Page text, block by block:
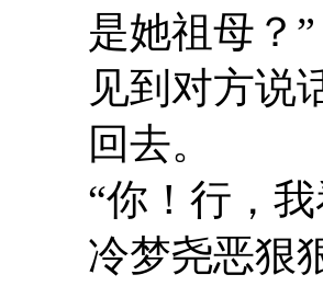
是她祖母？”
见到对方说
回去。
“你！行，
冷梦尧恶狠